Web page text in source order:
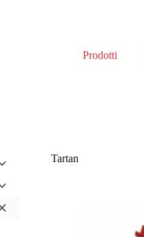
Prodotti
Tartan